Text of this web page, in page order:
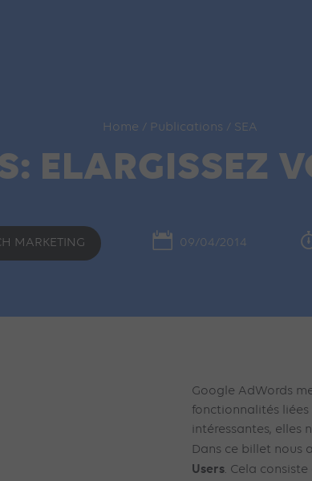
Home / Publications / SEA
ELARGISSEZ
MARKETING 09/04/2014
Google AdWords
fonctionnalités
intéressantes, elles
Dans ce billet nous
Users. Cela